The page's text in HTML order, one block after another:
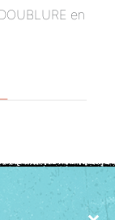
en